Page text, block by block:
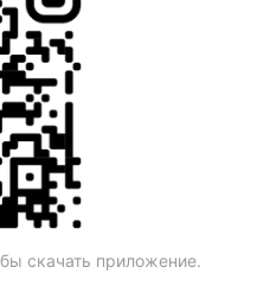
скачать приложение.